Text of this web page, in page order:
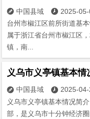
 中国县域  2025-05-
台州市椒江区前所街道
属于浙江省台州市椒江区
镇，南...
义乌市义亭镇基本情
 中国县域  2025-04-
义乌市义亭镇基本情况
部，是义乌市十分钟经济